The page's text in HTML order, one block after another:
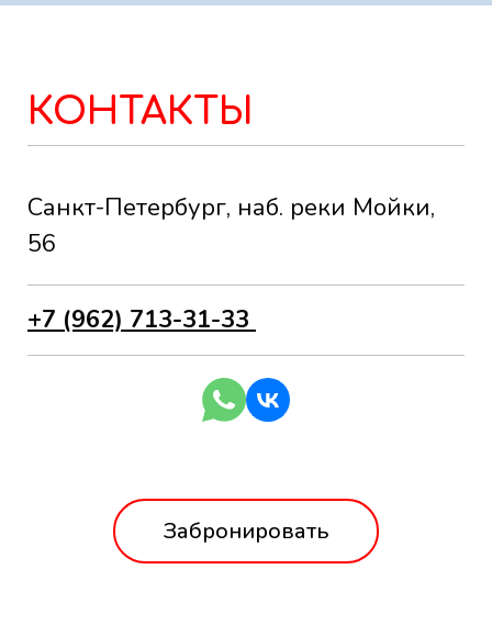
КОНТАКТЫ
Санкт-Петербург, наб. реки Мойки,
56
+7 (962) 713-31-33
Забронировать